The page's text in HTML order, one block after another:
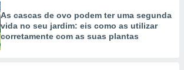
As cascas de ovo podem ter uma segunda
vida no seu jardim: eis como as utilizar
corretamente com as suas plantas